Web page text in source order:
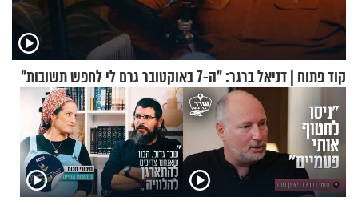
קוד פתוח | דניאל ברגר: "ה-7 באוקטובר גרם לי לחפש תשובות"